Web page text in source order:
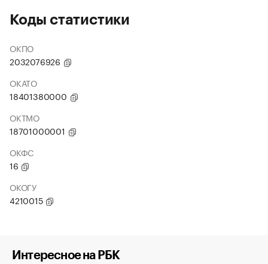
Коды статистики
ОКПО
2032076926
ОКАТО
18401380000
ОКТМО
18701000001
ОКФС
16
ОКОГУ
4210015
Интересное на РБК